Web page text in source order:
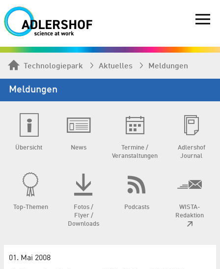
Technologiepark Aktuelles Meldungen
Meldungen
Übersicht News
Termine /
Veranstaltungen
Adlershof
Journal
Top-Themen
Fotos /
Flyer /
Downloads
Podcasts
WISTA-
Redaktion
01. Mai 2008